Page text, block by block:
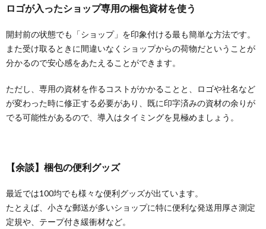
ロゴが入ったショップ専用の梱包資材を使う
開封前の状態でも「ショップ」を印象付ける最も簡単な方法です。
また受け取るときに間違いなくショップからの荷物だということが
分かるので安心感をあたえることができます。
ただし、専用の資材を作るコストがかかることと、ロゴや社名など
が変わった時に修正する必要があり、既に印字済みの資材の余りが
でる可能性があるので、導入はタイミングを見極めましょう。
【余談】梱包の便利グッズ
最近では100均でも様々な便利グッズが出ています。
たとえば、小さな郵送が多いショップに特に便利な発送用厚さ測定
定規や、テープ付き緩衝材など。